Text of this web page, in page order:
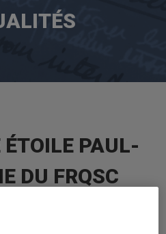
ÉTOILE PAUL-
DU FRQSC